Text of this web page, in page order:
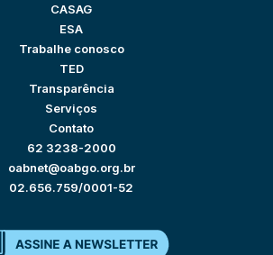
CASAG
ESA
Trabalhe conosco
TED
Transparência
Serviços
Contato
62 3238-2000
oabnet@oabgo.org.br
02.656.759/0001-52